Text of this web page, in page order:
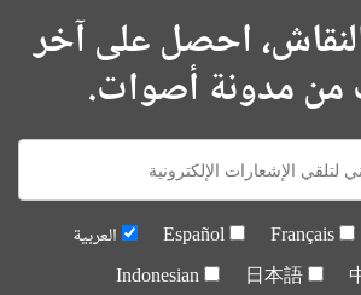
احصل على آخر
مدونة أصوات.
Français
Español
العربية
日本語
Indonesian